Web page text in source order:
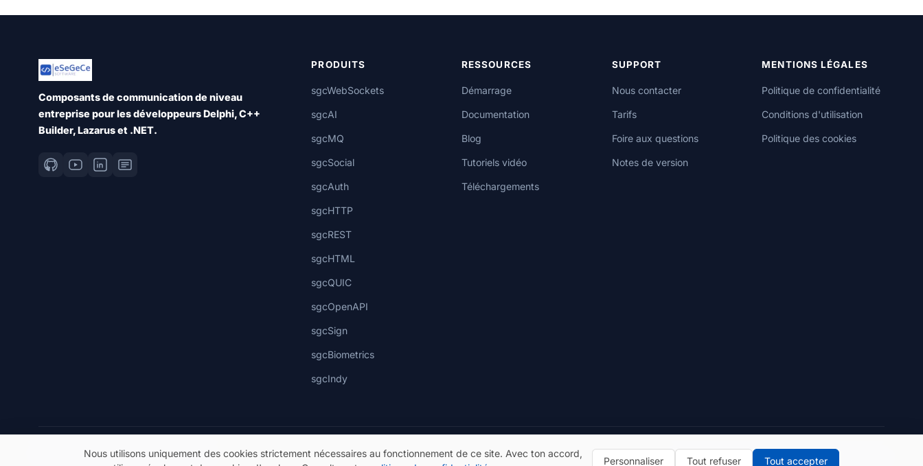
Composants de communication de niveau
entreprise pour les développeurs Delphi, C++
Builder, Lazarus et .NET.
PRODUITS
sgcWebSockets
sgcAI
sgcMQ
sgcSocial
sgcAuth
sgcHTTP
sgcREST
sgcHTML
sgcQUIC
sgcOpenAPI
sgcSign
sgcBiometrics
sgcIndy
RESSOURCES
Démarrage
Documentation
Blog
Tutoriels vidéo
Téléchargements
SUPPORT
Nous contacter
Tarifs
Foire aux questions
Notes de version
MENTIONS LÉGALES
Politique de confidentialité
Conditions d'utilisation
Politique des cookies
© 2026 eSeGeCe. Tous droits réservés. Politique de confidentialité Conditions d'utilisation
Nous utilisons uniquement des cookies strictement nécessaires au fonctionnement de ce site. Avec ton accord,
Personnaliser Tout refuser Tout accepter